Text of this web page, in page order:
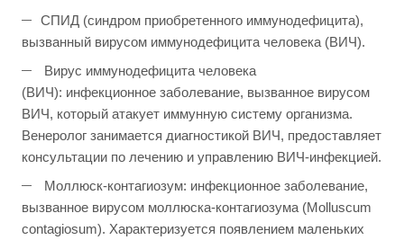
СПИД (синдром приобретенного иммунодефицита),
вызванный вирусом иммунодефицита человека (ВИЧ).
Вирус иммунодефицита человека
(ВИЧ): инфекционное заболевание, вызванное вирусом
ВИЧ, который атакует иммунную систему организма.
Венеролог занимается диагностикой ВИЧ, предоставляет
консультации по лечению и управлению ВИЧ-инфекцией.
Моллюск-контагиозум: инфекционное заболевание,
вызванное вирусом моллюска-контагиозума (Molluscum
contagiosum). Характеризуется появлением маленьких